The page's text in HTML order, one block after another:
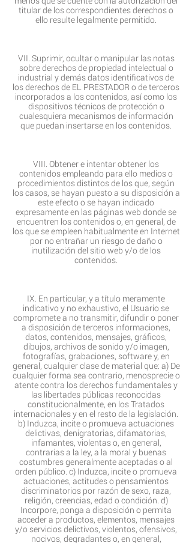
titular de los correspondientes derechos o
ello resulte legalmente permitido.
VII. Suprimir, ocultar o manipular las notas
sobre derechos de propiedad intelectual o
industrial y demás datos identificativos de
los derechos de EL PRESTADOR o de terceros
incorporados a los contenidos, así como los
dispositivos técnicos de protección o
cualesquiera mecanismos de información
que puedan insertarse en los contenidos.
VIII. Obtener e intentar obtener los
contenidos empleando para ello medios o
procedimientos distintos de los que, según
los casos, se hayan puesto a su disposición a
este efecto o se hayan indicado
expresamente en las páginas web donde se
encuentren los contenidos o, en general, de
los que se empleen habitualmente en Internet
por no entrañar un riesgo de daño o
inutilización del sitio web y/o de los
contenidos.
IX. En particular, y a título meramente
indicativo y no exhaustivo, el Usuario se
compromete a no transmitir, difundir o poner
a disposición de terceros informaciones,
datos, contenidos, mensajes, gráficos,
dibujos, archivos de sonido y/o imagen,
fotografías, grabaciones, software y, en
general, cualquier clase de material que: a) De
cualquier forma sea contrario, menosprecie o
atente contra los derechos fundamentales y
las libertades públicas reconocidas
constitucionalmente, en los Tratados
internacionales y en el resto de la legislación.
b) Induzca, incite o promueva actuaciones
delictivas, denigratorias, difamatorias,
infamantes, violentas o, en general,
contrarias a la ley, a la moral y buenas
costumbres generalmente aceptadas o al
orden público. c) Induzca, incite o promueva
actuaciones, actitudes o pensamientos
discriminatorios por razón de sexo, raza,
religión, creencias, edad o condición. d)
Incorpore, ponga a disposición o permita
acceder a productos, elementos, mensajes
y/o servicios delictivos, violentos, ofensivos,
nocivos, degradantes o, en general,